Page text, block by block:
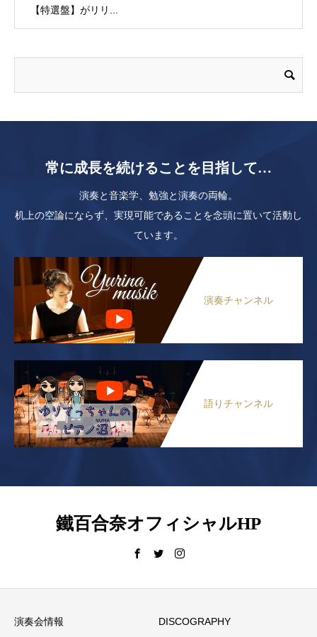
【特選盤】がリリ...
常に成長を続けることを目指して…
演奏と音楽学、勉強と演奏の両輪。
机上の空論にならず、実現可能であることを念頭に置いて活動し
ています。
演奏チャンネル
語りチャンネル
鐵百合奈オフィシャルHP
演奏会情報 DISCOGRAPHY